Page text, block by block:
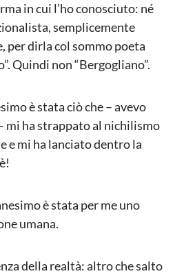
in cui l’ho conosciuto: né
semplicemente
per dirla col sommo poeta
Quindi non “Bergogliano”.
è stata ciò che – avevo
mi ha strappato al nichilismo
e mi ha lanciato dentro la
è stata per me uno
umana.
della realtà: altro che salto